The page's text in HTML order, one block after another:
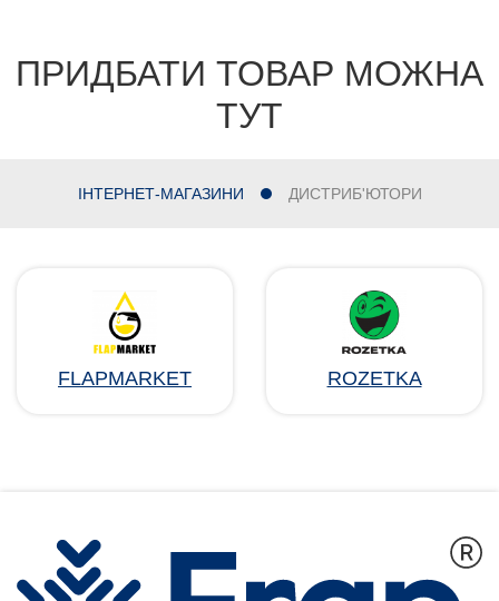
ПРИДБАТИ ТОВАР МОЖНА
ТУТ
ІНТЕРНЕТ-МАГАЗИНИ ДИСТРИБ'ЮТОРИ
FLAPMARKET ROZETKA